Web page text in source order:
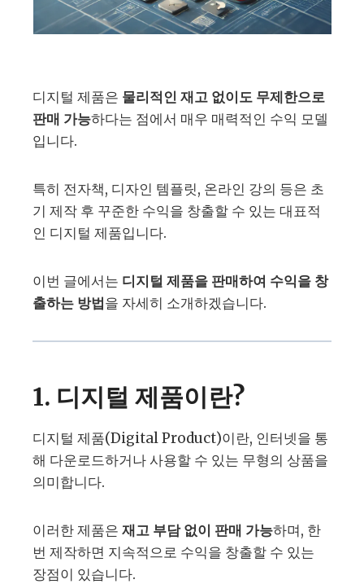
디지털 제품은 물리적인 재고 없이도 무제한으로
판매 가능하다는 점에서 매우 매력적인 수익 모델
입니다.
특히 전자책, 디자인 템플릿, 온라인 강의 등은 초
기 제작 후 꾸준한 수익을 창출할 수 있는 대표적
인 디지털 제품입니다.
이번 글에서는 디지털 제품을 판매하여 수익을 창
출하는 방법을 자세히 소개하겠습니다.
1. 디지털 제품이란?
디지털 제품(Digital Product)이란, 인터넷을 통
해 다운로드하거나 사용할 수 있는 무형의 상품을
의미합니다.
이러한 제품은재고 부담 없이 판매 가능하며, 한
번 제작하면 지속적으로 수익을 창출할 수 있는
장점이 있습니다.